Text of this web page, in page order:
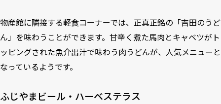
物産館に隣接する軽食コーナーでは、正真正銘の「吉田のうど
ん」を味わうことができます。甘辛く煮た馬肉とキャベツがト
ッピングされた魚介出汁で味わう肉うどんが、人気メニューと
なっているようです。
ふじやまビール・ハーベステラス